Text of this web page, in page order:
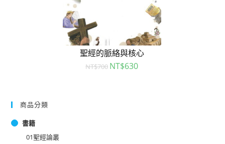
聖經的脈絡與核心
NT$700 NT$630
商品分類
書籍
01聖經論叢